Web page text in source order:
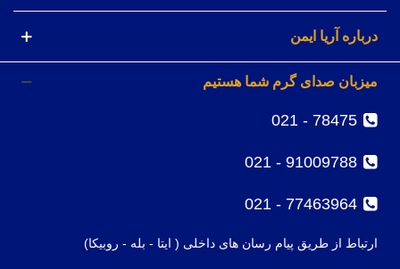
درباره آریا ایمن
میزبان صدای گرم شما هستیم
78475 - 021
91009788 - 021
77463964 - 021
ارتباط از طریق پیام رسان های داخلی ( ایتا - بله - روبیکا)